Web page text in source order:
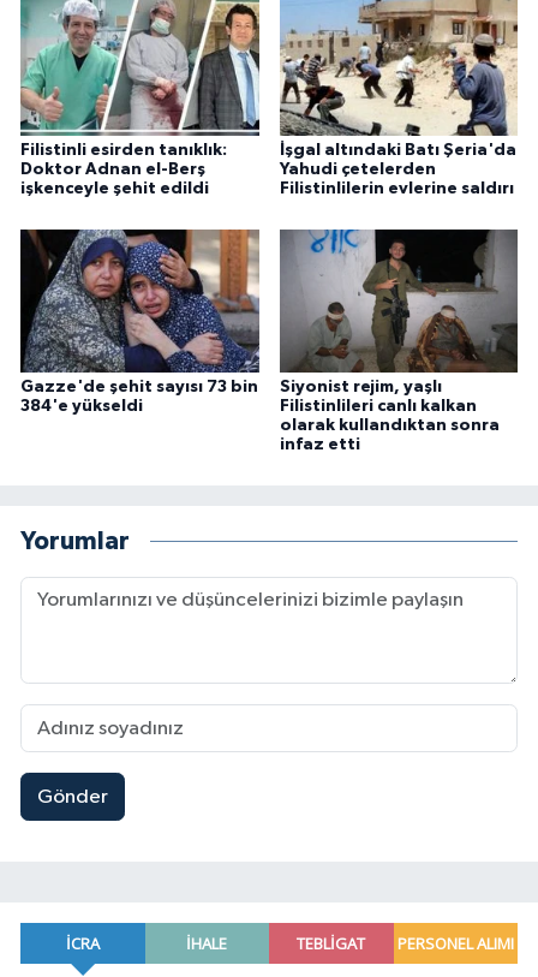
Filistinli esirden tanıklık:
Doktor Adnan el-Berş
işkenceyle şehit edildi
İşgal altındaki Batı Şeria'da
Yahudi çetelerden
Filistinlilerin evlerine saldırı
Gazze'de şehit sayısı 73 bin
384'e yükseldi
Siyonist rejim, yaşlı
Filistinlileri canlı kalkan
olarak kullandıktan sonra
infaz etti
Yorumlar
Gönder